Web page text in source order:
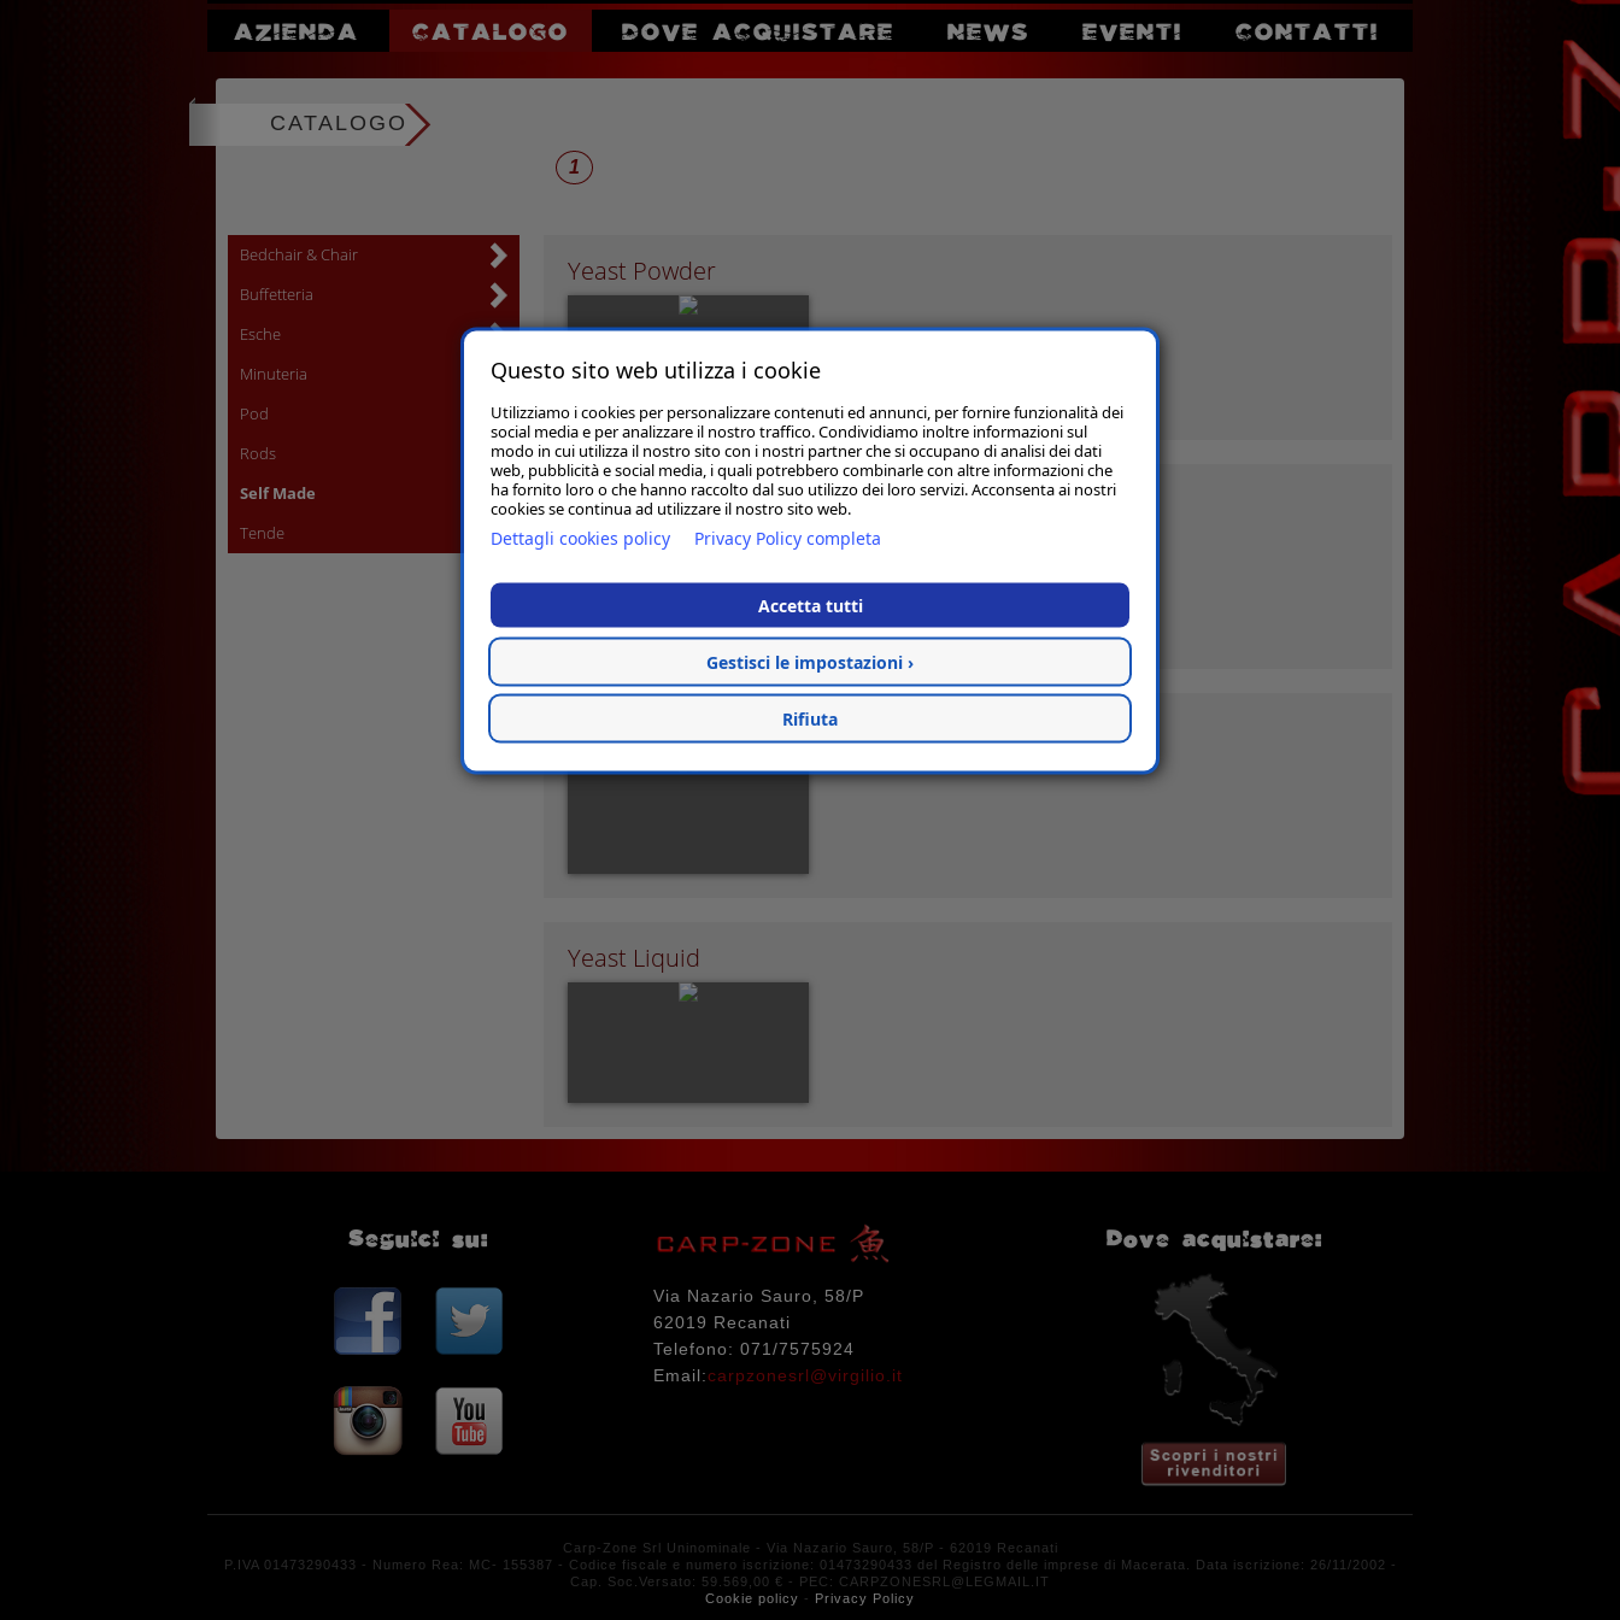
AZIENDA CATALOGO DOVE ACQUISTARE NEWS EVENTI CONTATTI
CATALOGO
Bedchair & Chair
Buffetteria
Esche
Minuteria
Pod
Rods
Self Made
Tende
1
Yeast Powder
Yeast Powder Enzyme
Yeast Liquid
Seguici su:
Via Nazario Sauro, 58/P
62019 Recanati
Telefono: 071/7575924
Email:carpzonesrl@virgilio.it
Dove acquistare:
Carp-Zone Srl Uninominale - Via Nazario Sauro, 58/P - 62019 Recanati
P.IVA 01473290433 - Numero Rea: MC- 155387 - Codice fiscale e numero iscrizione: 01473290433 del Registro delle imprese di Macerata. Data iscrizione: 26/11/2002 -
Cap. Soc.Versato: 59.569,00 € - PEC: CARPZONESRL@LEGMAIL.IT
Cookie policy - Privacy Policy
Questo sito web utilizza i cookie
Utilizziamo i cookies per personalizzare contenuti ed annunci, per fornire funzionalità dei
social media e per analizzare il nostro traffico. Condividiamo inoltre informazioni sul
modo in cui utilizza il nostro sito con i nostri partner che si occupano di analisi dei dati
web, pubblicità e social media, i quali potrebbero combinarle con altre informazioni che
ha fornito loro o che hanno raccolto dal suo utilizzo dei loro servizi. Acconsenta ai nostri
cookies se continua ad utilizzare il nostro sito web.
Dettagli cookies policy Privacy Policy completa
Accetta tutti
Gestisci le impostazioni ›
Rifiuta